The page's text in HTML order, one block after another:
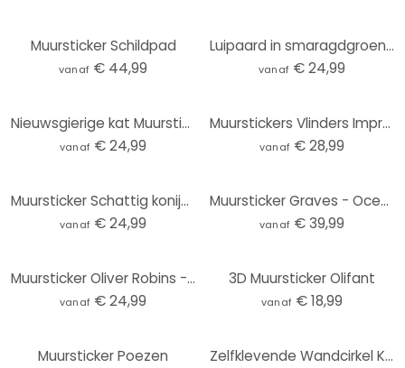
Muursticker Schildpad
vanaf € 44,99
Luipaard in smaragdgroene jungle Muursticker - Manovski - Rond
vanaf € 24,99
Nieuwsgierige kat Muursticker - Korenkova - Rond
vanaf € 24,99
Muurstickers Vlinders Impressie
vanaf € 28,99
Muursticker Schattig konijntje met kamillebloemen - Korenkova - Rond
vanaf € 24,99
Muursticker Graves - Ocean Life
vanaf € 39,99
Muursticker Oliver Robins - Ark van Noach
vanaf € 24,99
3D Muursticker Olifant
vanaf € 18,99
Muursticker Poezen Zelfklevende Wandcirkel Kikki Belle - Jungle Cats